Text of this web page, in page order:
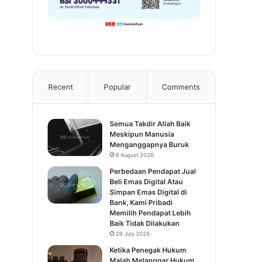
Recent Popular Comments
Semua Takdir Allah Baik
Meskipun Manusia
Menganggapnya Buruk
6 August 2026
Perbedaan Pendapat Jual
Beli Emas Digital Atau
Simpan Emas Digital di
Bank, Kami Pribadi
Memilih Pendapat Lebih
Baik Tidak Dilakukan
29 July 2026
Ketika Penegak Hukum